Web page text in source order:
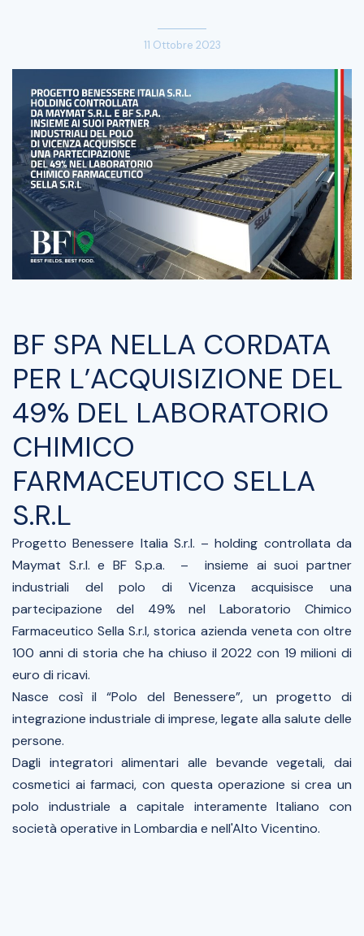
11 Ottobre 2023
BF SPA NELLA CORDATA
PER L’ACQUISIZIONE DEL
49% DEL LABORATORIO
CHIMICO
FARMACEUTICO SELLA
S.R.L
Progetto Benessere Italia S.r.l. – holding controllata da
Maymat S.r.l. e BF S.p.a. – insieme ai suoi partner
industriali del polo di Vicenza acquisisce una
partecipazione del 49% nel Laboratorio Chimico
Farmaceutico Sella S.r.l, storica azienda veneta con oltre
100 anni di storia che ha chiuso il 2022 con 19 milioni di
euro di ricavi.
Nasce così il “Polo del Benessere”, un progetto di
integrazione industriale di imprese, legate alla salute delle
persone.
Dagli integratori alimentari alle bevande vegetali, dai
cosmetici ai farmaci, con questa operazione si crea un
polo industriale a capitale interamente Italiano con
società operative in Lombardia e nell'Alto Vicentino.